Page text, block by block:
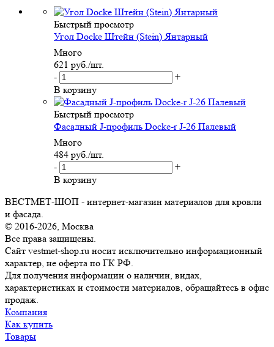
Быстрый просмотр
Угол Docke Штейн (Stein) Янтарный
Много
621 руб./шт.
-
+
В корзину
Быстрый просмотр
Фасадный J-профиль Docke-r J-26 Палевый
Много
484 руб./шт.
-
+
В корзину
ВЕСТМЕТ-ШОП - интернет-магазин материалов для кровли
и фасада.
© 2016-2026, Москва
Все права защищены.
Сайт vestmet-shop.ru носит исключительно информационный
характер, не оферта по ГК РФ.
Для получения информации о наличии, видах,
характеристиках и стоимости материалов, обращайтесь в офис
продаж.
Компания
Как купить
Товары